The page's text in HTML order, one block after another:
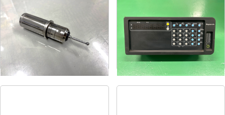
ポイントマスター
メーカー BIG
式 PMG-32
メーカー ソニー
形 LH71A-1
年 式-